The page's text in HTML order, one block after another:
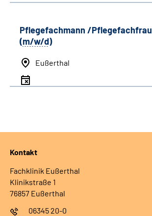
Pflegefachmann /Pflegefachfrau
(m/w/d)
Eußerthal
Kontakt
Fachklinik Eußerthal
Klinikstraße 1
76857 Eußerthal
06345 20-0